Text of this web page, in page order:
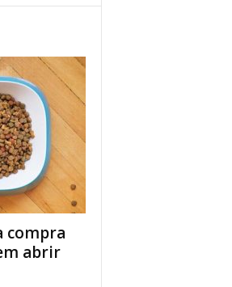
compra
abrir